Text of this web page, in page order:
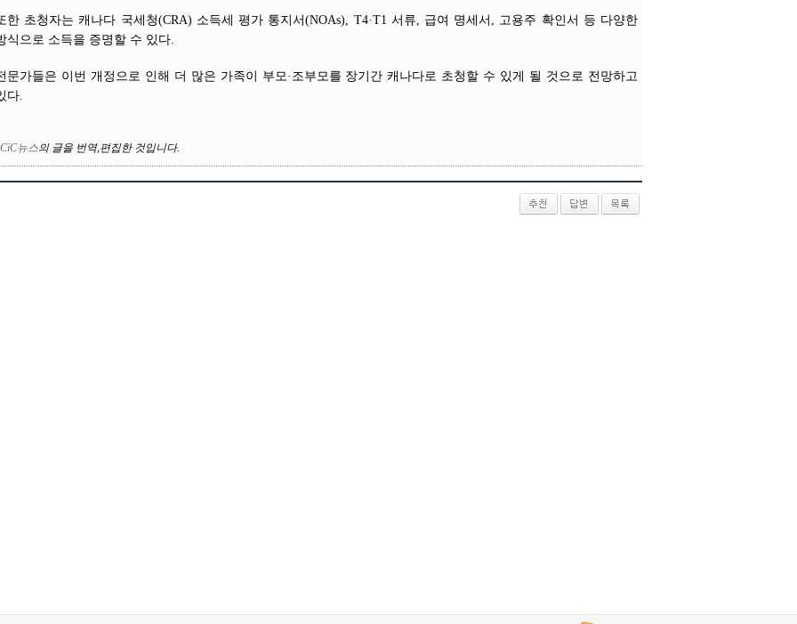
한 초청자는 캐나다 국세청(CRA) 소득세 평가 통지서(NOAs), T4·T1 서류, 급여 명세서, 고용주 확인서 등 다양한
식으로 소득을 증명할 수 있다.
문가들은 이번 개정으로 인해 더 많은 가족이 부모·조부모를 장기간 캐나다로 초청할 수 있게 될 것으로 전망하고
다.
CiC뉴스의 글을 번역,편집한 것입니다.